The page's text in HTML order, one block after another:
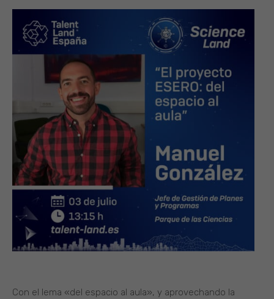
Con el lema «del espacio al aula», y aprovechando la